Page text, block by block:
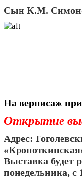
Сын К.М.
На вернисаж
Открытие
Адрес:
Выставка будет
понедельника, с